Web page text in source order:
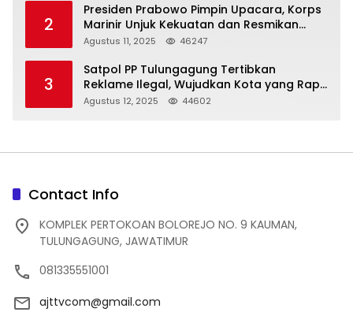
2
Presiden Prabowo Pimpin Upacara, Korps
Marinir Unjuk Kekuatan dan Resmikan
Struktur Baru
Agustus 11, 2025 46247
3
Satpol PP Tulungagung Tertibkan
Reklame Ilegal, Wujudkan Kota yang Rapi
dan Indah
Agustus 12, 2025 44602
Contact Info
KOMPLEK PERTOKOAN BOLOREJO NO. 9 KAUMAN,
TULUNGAGUNG, JAWATIMUR
081335551001
ajttvcom@gmail.com